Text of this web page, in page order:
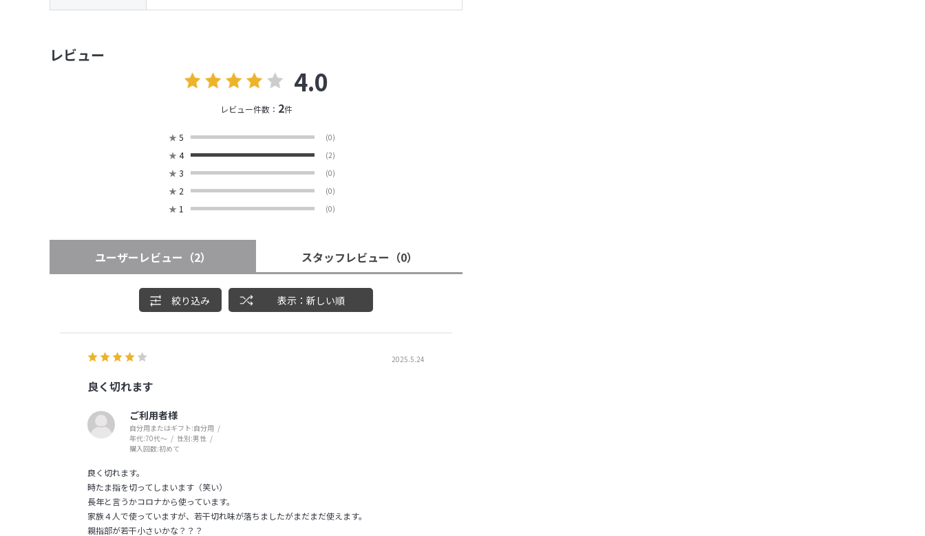
レビュー
4.0
レビュー件数： 2件
★ 5 (0)
★ 4 (2)
★ 3 (0)
★ 2 (0)
★ 1 (0)
ユーザーレビュー （2） スタッフレビュー （0）
絞り込み 表示：新しい順
2025.5.24
良く切れます
ご利用者様
自分用またはギフト:自分用
年代:70代～ 性別:男性
購入回数:初めて
良く切れます。
時たま指を切ってしまいます（笑い）
長年と言うかコロナから使っています。
家族４人で使っていますが、若干切れ味が落ちましたがまだまだ使えます。
親指部が若干小さいかな？？？